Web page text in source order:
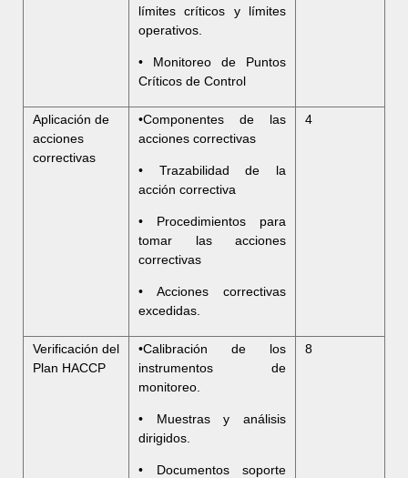
límites críticos y límites
operativos.
• Monitoreo de Puntos
Críticos de Control
Aplicación de
acciones
correctivas
•Componentes de las
acciones correctivas
• Trazabilidad de la
acción correctiva
• Procedimientos para
tomar las acciones
correctivas
• Acciones correctivas
excedidas.
4
Verificación del
Plan HACCP
•Calibración de los
instrumentos de
monitoreo.
• Muestras y análisis
dirigidos.
• Documentos soporte
8